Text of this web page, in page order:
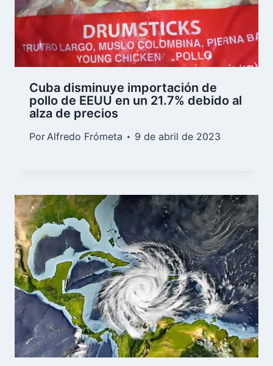
Cuba disminuye importación de
pollo de EEUU en un 21.7% debido al
alza de precios
PorAlfredo Frómeta 9 de abril de 2023